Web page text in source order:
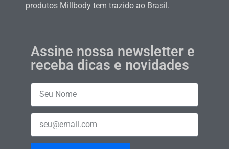
produtos Millbody tem trazido ao Brasil.
Assine nossa newsletter e
receba dicas e novidades